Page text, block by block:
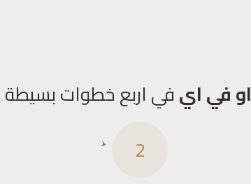
او في ايفي اربع خطوات بسيطة
2